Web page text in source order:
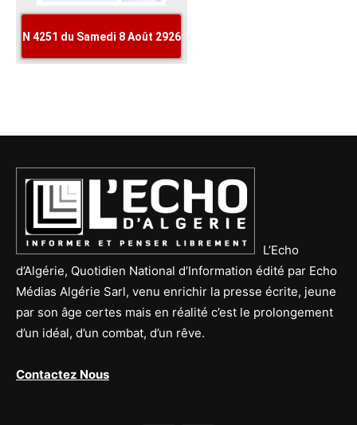
L’Echo
d’Algérie, Quotidien National d’Information édité par Echo
Médias Algérie Sarl, venu enrichir la presse écrite, jeune
par son âge certes mais en réalité c’est le prolongement
d’un idéal, d’un combat, d’un rêve.
Contactez Nous